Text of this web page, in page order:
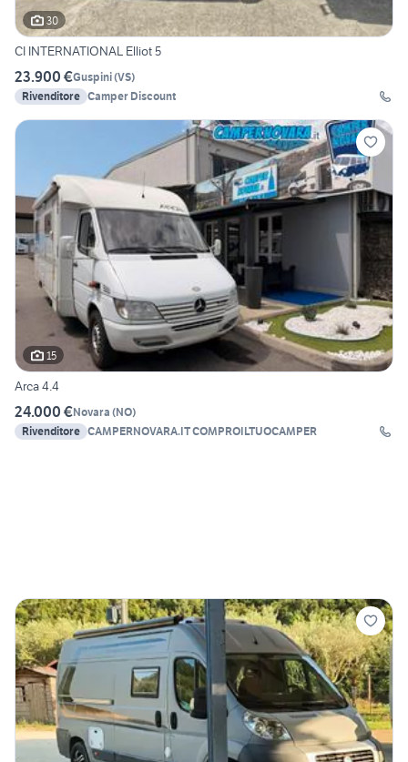
30
CI INTERNATIONAL Elliot 5
23.900 €Guspini(VS)
Rivenditore Camper Discount
15
Arca 4.4
24.000 €Novara (NO)
Rivenditore CAMPERNOVARA.IT COMPROILTUOCAMPER